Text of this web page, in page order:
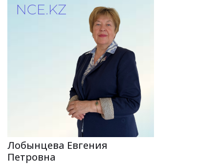
Лобынцева Евгения
Петровна